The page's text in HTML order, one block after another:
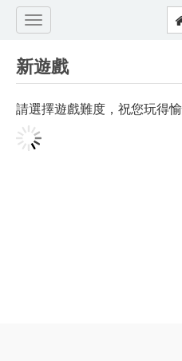
新遊戲
請選擇遊戲難度，祝您玩得愉